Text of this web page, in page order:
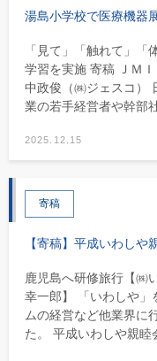
湯島小学校で医療機器
「見て」「触れて」
学習を実施 寄稿 ＪＭ
中政俊（㈱ジェスコ）
業の若手経営者や幹部
2025.12.15
寄稿
【寄稿】平成いわしや
鹿児島へ研修旅行【
幸一郎】 「いわしや」
ムの経営など他業界に
た。 平成いわしや親睦